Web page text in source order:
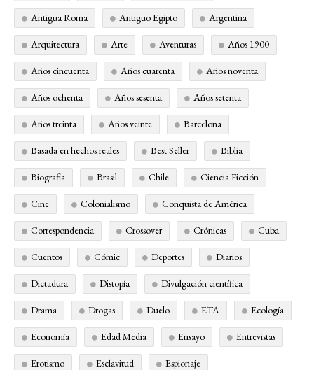
Antigua Roma Antiguo Egipto Argentina
Arquitectura Arte Aventuras Años 1900
Años cincuenta Años cuarenta Años noventa
Años ochenta Años sesenta Años setenta
Años treinta Años veinte Barcelona
Basada en hechos reales Best Seller Biblia
Biografia Brasil Chile Ciencia Ficción
Cine Colonialismo Conquista de América
Correspondencia Crossover Crónicas Cuba
Cuentos Cómic Deportes Diarios
Dictadura Distopía Divulgación científica
Drama Drogas Duelo ETA Ecología
Economía Edad Media Ensayo Entrevistas
Erotismo Esclavitud Espionaje